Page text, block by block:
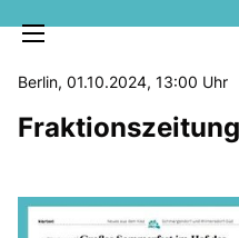
Berlin, 01.10.2024, 13:00 Uhr